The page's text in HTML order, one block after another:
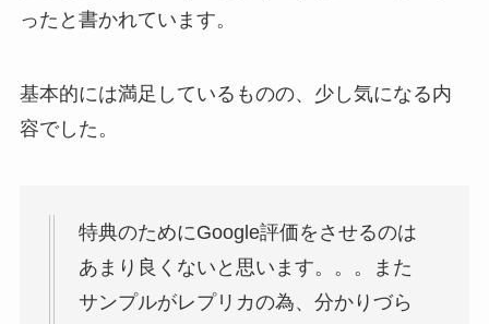
ったと書かれています。
基本的には満足しているものの、少し気になる内
容でした。
特典のためにGoogle評価をさせるのは
あまり良くないと思います。。。また
サンプルがレプリカの為、分かりづら